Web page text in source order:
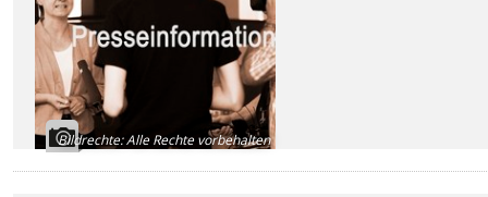
Bildrechte:Alle Rechte vorbehalten